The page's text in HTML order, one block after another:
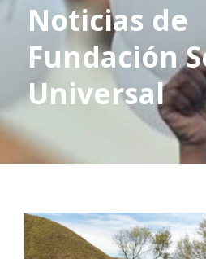
Noticias de
Fundación
Universal